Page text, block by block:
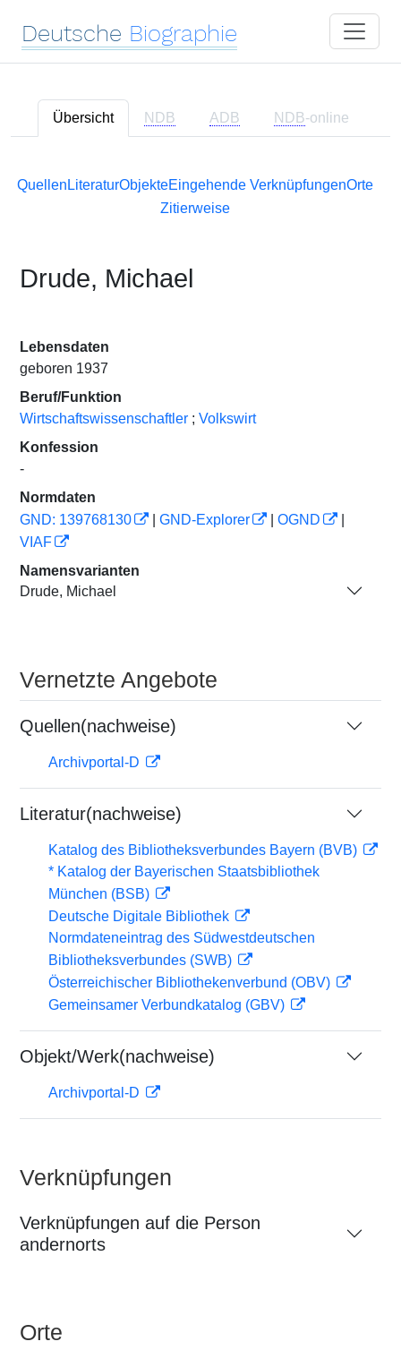
Deutsche Biographie
Übersicht NDB ADB NDB-online
Quellen LiteraturObjekteEingehende VerknüpfungenOrte
Zitierweise
Drude, Michael
Lebensdaten
geboren 1937
Beruf/Funktion
Wirtschaftswissenschaftler ; Volkswirt
Konfession
-
Normdaten
GND: 139768130
GND-Explorer OGND
VIAF
Namensvarianten
Drude, Michael
Vernetzte Angebote
Quellen(nachweise)
Archivportal-D
Literatur(nachweise)
Katalog des Bibliotheksverbundes Bayern (BVB)
* Katalog der Bayerischen Staatsbibliothek
München (BSB)
Deutsche Digitale Bibliothek
Normdateneintrag des Südwestdeutschen
Bibliotheksverbundes (SWB)
Österreichischer Bibliothekenverbund (OBV)
Gemeinsamer Verbundkatalog (GBV)
Objekt/Werk(nachweise)
Archivportal-D
Verknüpfungen
Verknüpfungen auf die Person
andernorts
Orte